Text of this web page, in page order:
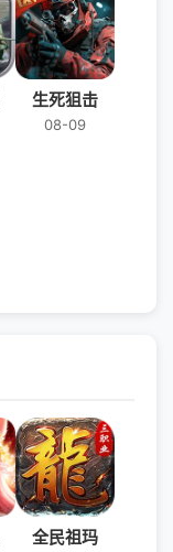
生死狙击
08-09
全民祖玛